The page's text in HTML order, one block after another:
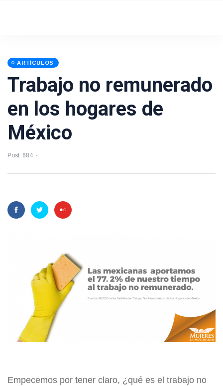
ARTÍCULOS
Trabajo no remunerado
en los hogares de
México
Post: 684
Empecemos por tener claro, ¿qué es el trabajo no